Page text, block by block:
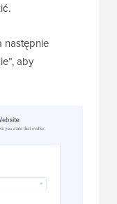
następnie
aby